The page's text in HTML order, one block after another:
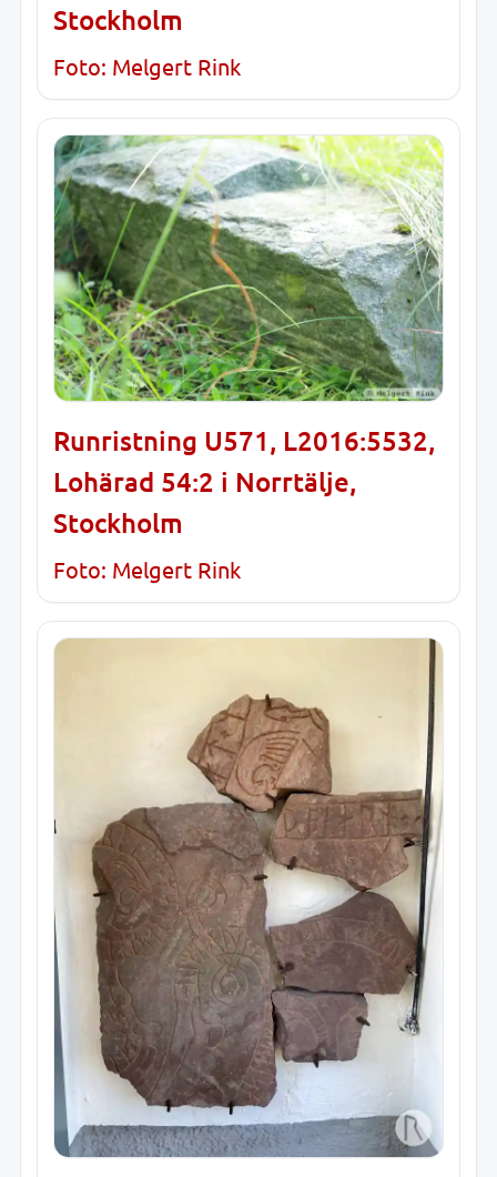
Stockholm
Foto: Melgert Rink
Runristning U571, L2016:5532,
Lohärad 54:2 i Norrtälje,
Stockholm
Foto: Melgert Rink